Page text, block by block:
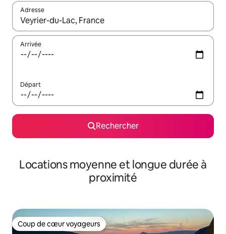
Adresse
Lorsque les résultats s'affichent, utilisez les flèches vers le
Arrivée
Départ
Rechercher
Locations moyenne et longue durée à
proximité
Coup de cœur voyageurs
Coup de cœur voyageurs